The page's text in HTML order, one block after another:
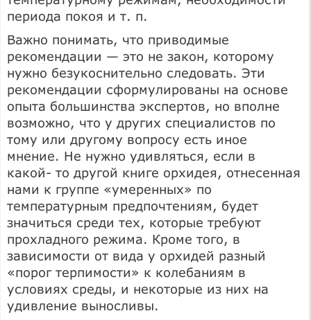
периода покоя и т. п.
Важно понимать, что приводимые
рекомендации — это не закон, которому
нужно безукоснительно следовать. Эти
рекомендации сформулированы на основе
опыта большинства экспертов, но вполне
возможно, что у других специалистов по
тому или другому вопросу есть иное
мнение. Не нужно удивляться, если в
какой- то другой книге орхидея, отнесенная
нами к группе «умеренных» по
температурным предпочтениям, будет
значиться среди тех, которые требуют
прохладного режима. Кроме того, в
зависимости от вида у орхидей разный
«порог терпимости» к колебаниям в
условиях среды, и некоторые из них на
удивление выносливы.